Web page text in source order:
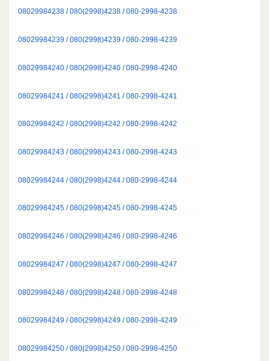
08029984238 / 080(2998)4238 / 080-2998-4238
08029984239 / 080(2998)4239 / 080-2998-4239
08029984240 / 080(2998)4240 / 080-2998-4240
08029984241 / 080(2998)4241 / 080-2998-4241
08029984242 / 080(2998)4242 / 080-2998-4242
08029984243 / 080(2998)4243 / 080-2998-4243
08029984244 / 080(2998)4244 / 080-2998-4244
08029984245 / 080(2998)4245 / 080-2998-4245
08029984246 / 080(2998)4246 / 080-2998-4246
08029984247 / 080(2998)4247 / 080-2998-4247
08029984248 / 080(2998)4248 / 080-2998-4248
08029984249 / 080(2998)4249 / 080-2998-4249
08029984250 / 080(2998)4250 / 080-2998-4250